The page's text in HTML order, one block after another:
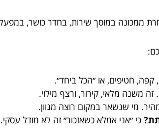
ממכונה במוסך שירות, בחדר כושר,
קפה, חטיפים, או ״הכל ביחד״.
זה משנה מלאי, קירור, ורצף מילוי.
מי שנשאר במקום רוצה מגוון.
כי ״אני אמלא כשאזכור״ זה לא מודל